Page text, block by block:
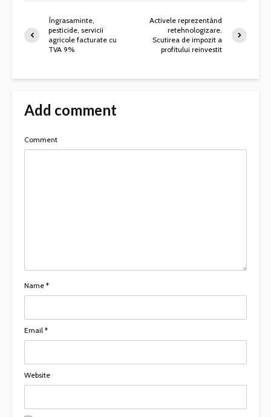
Îngrasaminte,
pesticide, servicii
agricole facturate cu
TVA 9%
Activele reprezentând
retehnologizare.
Scutirea de impozit a
profitului reinvestit
Add comment
Comment
Name *
Email *
Website